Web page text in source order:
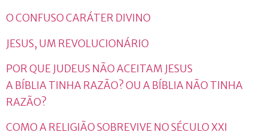
O CONFUSO CARÁTER DIVINO
JESUS, UM REVOLUCIONÁRIO
POR QUE JUDEUS NÃO ACEITAM JESUS
A BÍBLIA TINHA RAZÃO? OU A BÍBLIA NÃO TINHA
RAZÃO?
COMO A RELIGIÃO SOBREVIVE NO SÉCULO XXI